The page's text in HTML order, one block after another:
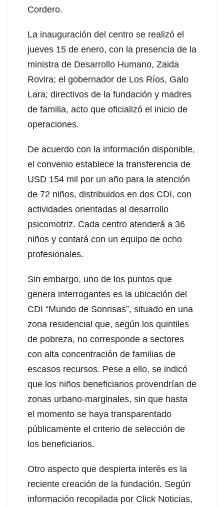
Cordero.
La inauguración del centro se realizó el
jueves 15 de enero, con la presencia de la
ministra de Desarrollo Humano, Zaida
Rovira; el gobernador de Los Ríos, Galo
Lara; directivos de la fundación y madres
de familia, acto que oficializó el inicio de
operaciones.
De acuerdo con la información disponible,
el convenio establece la transferencia de
USD 154 mil por un año para la atención
de 72 niños, distribuidos en dos CDI, con
actividades orientadas al desarrollo
psicomotriz. Cada centro atenderá a 36
niños y contará con un equipo de ocho
profesionales.
Sin embargo, uno de los puntos que
genera interrogantes es la ubicación del
CDI “Mundo de Sonrisas”, situado en una
zona residencial que, según los quintiles
de pobreza, no corresponde a sectores
con alta concentración de familias de
escasos recursos. Pese a ello, se indicó
que los niños beneficiarios provendrían de
zonas urbano-marginales, sin que hasta
el momento se haya transparentado
públicamente el criterio de selección de
los beneficiarios.
Otro aspecto que despierta interés es la
reciente creación de la fundación. Según
información recopilada por Click Noticias,